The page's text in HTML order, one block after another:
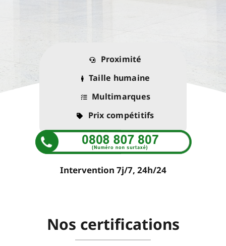
Proximité
Taille humaine
Multimarques
Prix compétitifs
Intervention 7j/7, 24h/24
Nos certifications